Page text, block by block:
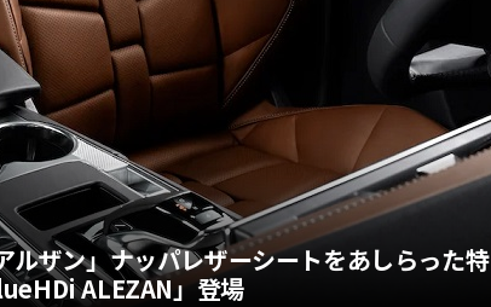
ザン」ナッパレザーシートをあしらった特
ALEZAN」登場